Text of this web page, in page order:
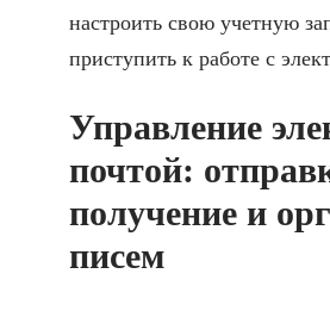
настроить свою учетную
приступить к работе с
Управление
почтой:
получение и
писем